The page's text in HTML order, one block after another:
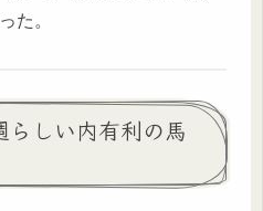
た。
しい内有利の馬